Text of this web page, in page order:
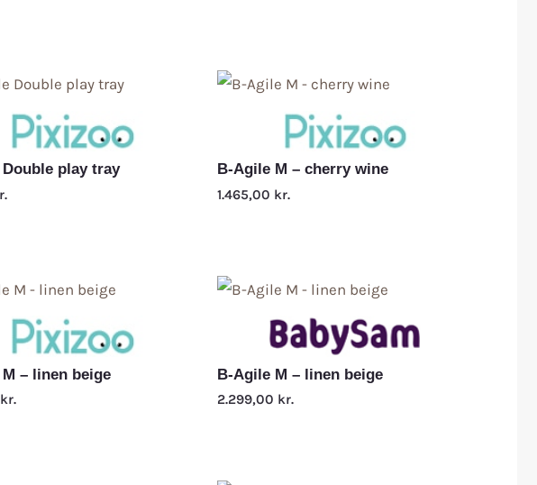
play tray B-Agile M – cherry wine
1.465,00 kr.
– linen beige
kr.
B-Agile M – linen beige
2.299,00 kr.